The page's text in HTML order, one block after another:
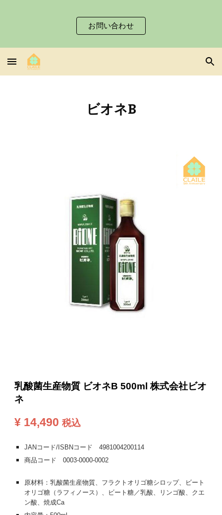
Skip to main content
お問い合わせ
ビオネB
乳酸菌生産物質 ビオネB 500ml 株式会社ビオ
ネ
¥ 14,490 税込
JANコード/ISBNコード4981004200114
商品コード0003-0000-0002
原材料：乳酸菌生産物質、フラクトオリゴ糖シロップ、ビート
オリゴ糖（ラフィノース）、ビート糖／乳酸、リンゴ酸、クエ
ン酸、焼成Ca